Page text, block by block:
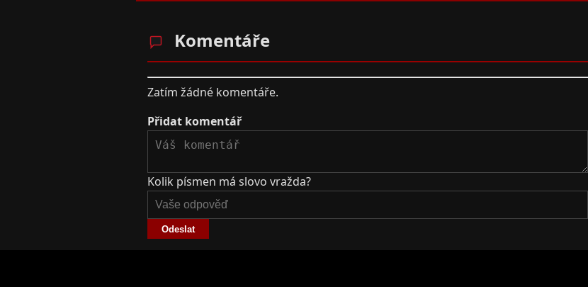
Komentáře
Zatím žádné komentáře.
Přidat komentář
Kolik písmen má slovo vražda?
Odeslat